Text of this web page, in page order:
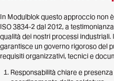
In Modulblok questo approccio non
ISO 3834-2 dal 2012, a
qualità dei nostri processi
garantisce un governo rigoroso del
requisiti organizzativi, tecnici e
Responsabilità chiare e